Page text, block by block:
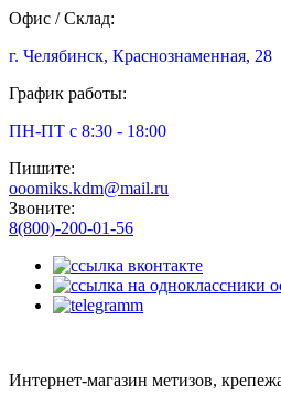
Офис / Склад:
г. Челябинск, Краснознаменная, 28
График работы:
ПН-ПТ с 8:30 - 18:00
Пишите:
ooomiks.kdm@mail.ru
Звоните:
8(800)-200-01-56
Интернет-магазин метизов,